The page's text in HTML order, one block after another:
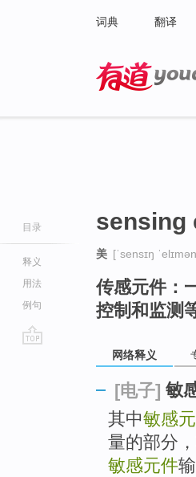
词典 翻译
目录
释义
用法
例句
sensing
美 [ˈsensɪŋ
传感元件：
控制和监测
网络释义
[电子] 敏
其中敏感
量的部分
敏感元件